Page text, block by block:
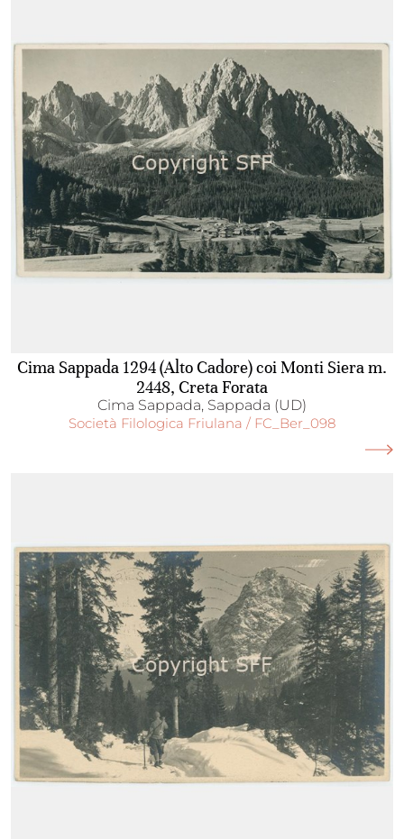
Cima Sappada 1294 (Alto Cadore) coi Monti Siera m.
2448, Creta Forata
Cima Sappada, Sappada (UD)
Società Filologica Friulana / FC_Ber_098